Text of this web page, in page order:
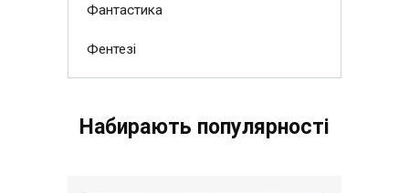
Фантастика
Фентезі
Набирають популярності